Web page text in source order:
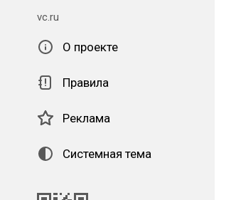
vc.ru
О проекте
Правила
Реклама
Системная тема